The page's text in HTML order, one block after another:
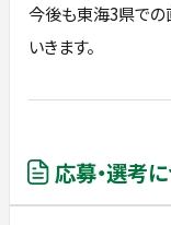
今後も東海3県での
いきます。
応募・選考